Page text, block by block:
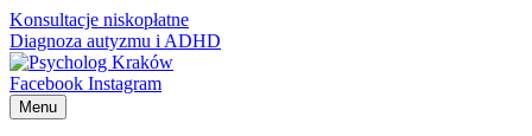
Konsultacje niskopłatne
Diagnoza autyzmu i ADHD
Facebook Instagram
Menu